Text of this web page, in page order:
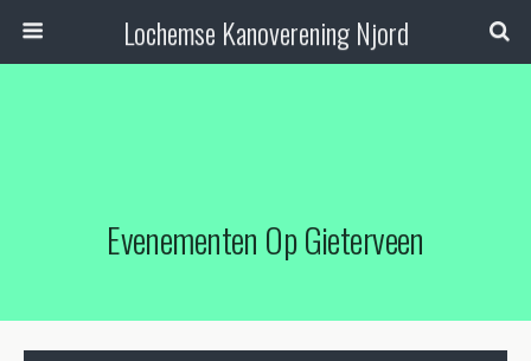
Lochemse Kanoverening Njord
Evenementen OpGieterveen